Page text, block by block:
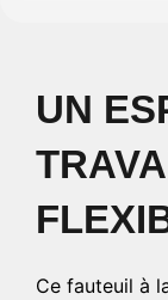
UN
Ce fauteuil à